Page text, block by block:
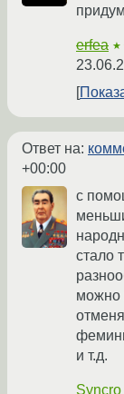
erfea
Ответ на:
+00:00
с
стало
можно
и т.д.
Syncro